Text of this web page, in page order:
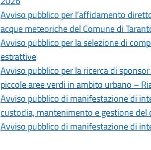
Avviso pubblico per l’affidamento
acque meteoriche del Comune di
Avviso pubblico per la selezione di
estrattive
Avviso pubblico per la ricerca di
piccole aree verdi in ambito urbano –
Avviso pubblico di manifestazione di
custodia, mantenimento e gestione
Avviso pubblico di manifestazione di